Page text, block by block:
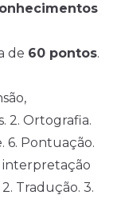
de 60 pontos.
2. Ortografia.
6. Pontuação.
interpretação
Tradução. 3.